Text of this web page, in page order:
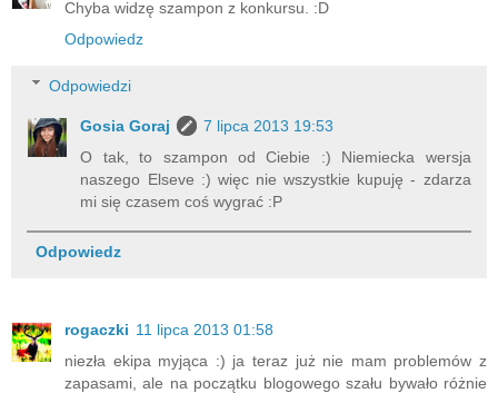
Chyba widzę szampon z konkursu. :D
Odpowiedz
Odpowiedzi
Gosia Goraj
7 lipca 2013 19:53
O tak, to szampon od Ciebie :) Niemiecka wersja
naszego Elseve :) więc nie wszystkie kupuję - zdarza
mi się czasem coś wygrać :P
Odpowiedz
rogaczki 11 lipca 2013 01:58
niezła ekipa myjąca :) ja teraz już nie mam problemów z
zapasami, ale na początku blogowego szału bywało różnie